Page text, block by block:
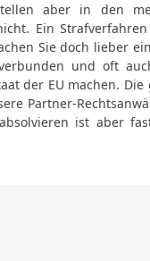
aber in den
Ein
Sie doch lieber
und oft
der EU machen.
Partner-
ist aber